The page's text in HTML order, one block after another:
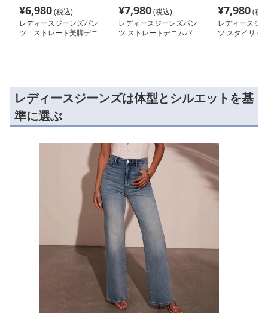
¥6,980(税込)
レディースジーンズパン
ツ ストレート美脚デニ
¥7,980(税込)
レディースジーンズパン
ツ ストレートデニムパ
¥7,980(税
レディースジ
ツ スタイリッ
レディースジーンズは体型とシルエットを基
準に選ぶ